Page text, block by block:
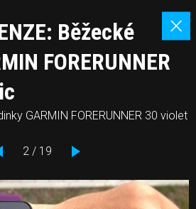
Běžecké
FORERUNNER
GARMIN FORERUNNER 30 violet
2 / 19